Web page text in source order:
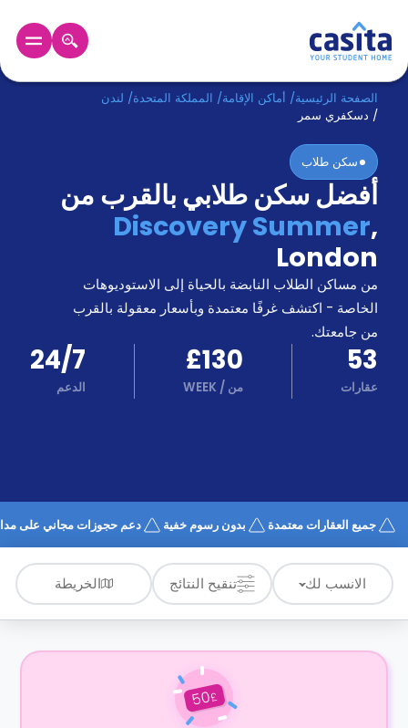
الرئيسية عربي GBP
دخول
حجز
السكن
من
نحن؟
المدونة
أخبر
أصدقائك
و
اكسب
كن
شريكا
الدعم
كيف
تعمل؟
الأسئلة
الشائعة
الصفحة الرئيسية/ أماكن الإقامة/ المملكة المتحدة/ لندن
/ دسكفري سمر
سكن طلاب
أفضل سكن طلابي بالقرب من
Discovery Summer,
London
من مساكن الطلاب النابضة بالحياة إلى الاستوديوهات
الخاصة - اكتشف غرفًا معتمدة وبأسعار معقولة بالقرب
من جامعتك.
53
عقارات
£130
من /
WEEK
24/7
الدعم
جميع العقارات معتمدة بدون رسوم خفية دعم حجوزات مجاني على مدار
الانسب لك تنقيح النتائج الخريطة
£
50